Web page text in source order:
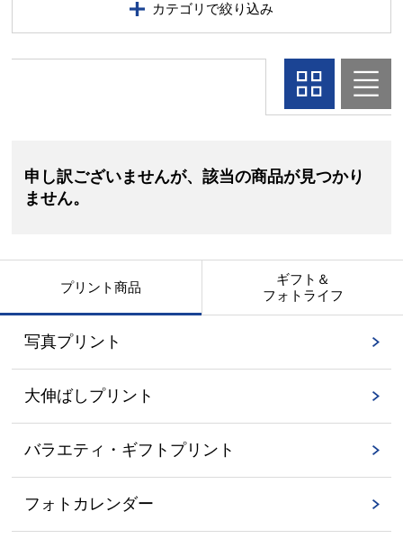
カテゴリで絞り込み
申し訳ございませんが、該当の商品が見つかり
ません。
プリント商品
写真プリント
大伸ばしプリント
バラエティ・ギフトプリント
フォトカレンダー
ギフト＆
フォトライフ